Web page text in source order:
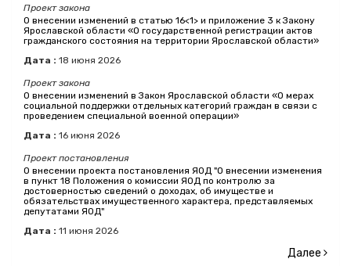
Проект закона
О внесении изменений в статью 16<1> и приложение 3 к Закону
Ярославской области «О государственной регистрации актов
гражданского состояния на территории Ярославской области»
Дата : 18 июня 2026
Проект закона
О внесении изменений в Закон Ярославской области «О мерах
социальной поддержки отдельных категорий граждан в связи с
проведением специальной военной операции»
Дата : 16 июня 2026
Проект постановления
О внесении проекта постановления ЯОД "О внесении изменения
в пункт 18 Положения о комиссии ЯОД по контролю за
достоверностью сведений о доходах, об имуществе и
обязательствах имущественного характера, представляемых
депутатами ЯОД"
Дата : 11 июня 2026
Далее